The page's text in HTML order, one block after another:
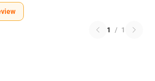
1 / 1